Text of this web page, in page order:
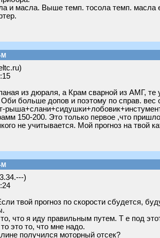
и масла. Выше темп. тосола темп.
М
из дюраля, а Крам сварной из АМГ,
Оби больше допов и поэтому по справ.
150-200. Это только первое ,что
не учитывается. Мой прогноз на твой
М
)
твой прогноз по скорости сбудется,
что я иду правильным путем. Т е под
это то, что мне надо.
получился моторный отсек?